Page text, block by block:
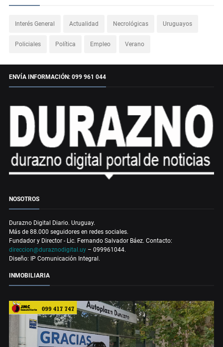
Interés General Actualidad Necrológicas Uruguayos
Policiales Política Empleo Verano
ENVÍA INFORMACIÓN: 099 961 044
NOSOTROS
Durazno Digital Diario. Uruguay.
Más de 88.000 seguidores en redes sociales.
Fundador y Director - Lic. Fernando Salvador Báez. Contacto:
direccion@duraznodigital.uy – 099961044.
Diseño: IP Comunicación Integral.
INMOBILIARIA